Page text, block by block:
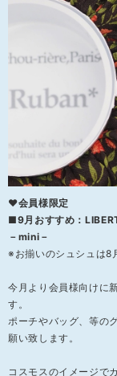
❤会員様限定
■9月おすすめ：
－mini－
※お揃いのシュシュは8
今月より会員様向けに
す。
ポーチやバッグ、等の
願い致します。
コスモスのイメージで